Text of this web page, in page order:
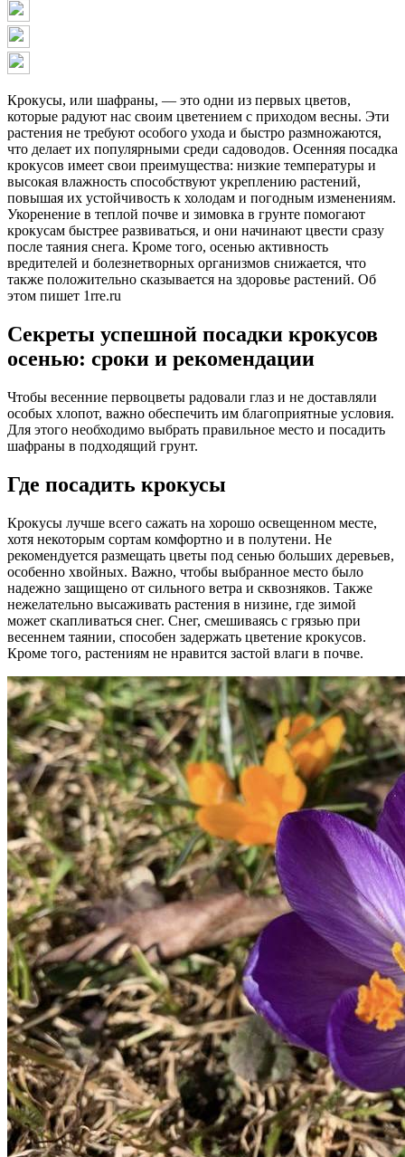
Крокусы, или шафраны, — это одни из первых цветов,
которые радуют нас своим цветением с приходом весны. Эти
растения не требуют особого ухода и быстро размножаются,
что делает их популярными среди садоводов. Осенняя посадка
крокусов имеет свои преимущества: низкие температуры и
высокая влажность способствуют укреплению растений,
повышая их устойчивость к холодам и погодным изменениям.
Укоренение в теплой почве и зимовка в грунте помогают
крокусам быстрее развиваться, и они начинают цвести сразу
после таяния снега. Кроме того, осенью активность
вредителей и болезнетворных организмов снижается, что
также положительно сказывается на здоровье растений. Об
этом пишет 1rre.ru
Секреты успешной посадки крокусов
осенью: сроки и рекомендации
Чтобы весенние первоцветы радовали глаз и не доставляли
особых хлопот, важно обеспечить им благоприятные условия.
Для этого необходимо выбрать правильное место и посадить
шафраны в подходящий грунт.
Где посадить крокусы
Крокусы лучше всего сажать на хорошо освещенном месте,
хотя некоторым сортам комфортно и в полутени. Не
рекомендуется размещать цветы под сенью больших деревьев,
особенно хвойных. Важно, чтобы выбранное место было
надежно защищено от сильного ветра и сквозняков. Также
нежелательно высаживать растения в низине, где зимой
может скапливаться снег. Снег, смешиваясь с грязью при
весеннем таянии, способен задержать цветение крокусов.
Кроме того, растениям не нравится застой влаги в почве.